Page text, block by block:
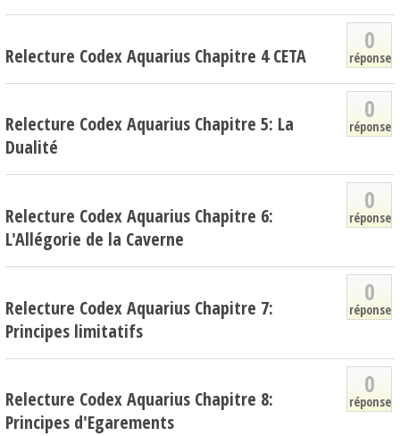
0
réponse
Relecture Codex Aquarius Chapitre 4 CETA
0
réponse
Relecture Codex Aquarius Chapitre 5: La
Dualité
0
réponse
Relecture Codex Aquarius Chapitre 6:
L'Allégorie de la Caverne
0
réponse
Relecture Codex Aquarius Chapitre 7:
Principes limitatifs
0
réponse
Relecture Codex Aquarius Chapitre 8:
Principes d'Egarements